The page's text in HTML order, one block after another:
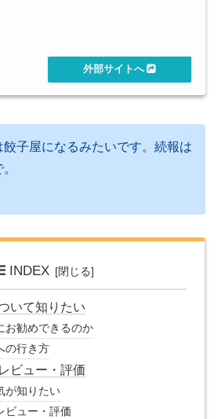
子屋になるみたいです。続報は
INDEX
いて知りたい
お勧めできるのか
の行き方
ビュー・評価
が知りたい
ビュー・評価